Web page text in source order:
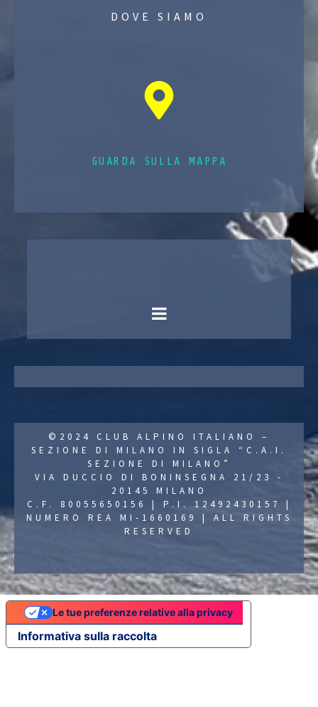
DOVE SIAMO
GUARDA SULLA MAPPA
©2024 CLUB ALPINO ITALIANO –
SEZIONE DI MILANO IN SIGLA “C.A.I.
SEZIONE DI MILANO”
VIA DUCCIO DI BONINSEGNA 21/23 -
20145 MILANO
C.F. 80055650156 | P.I. 12492430157 |
NUMERO REA MI-1660169 | ALL RIGHTS
RESERVED
Informativa sulla raccolta
Le tue preferenze relative alla privacy